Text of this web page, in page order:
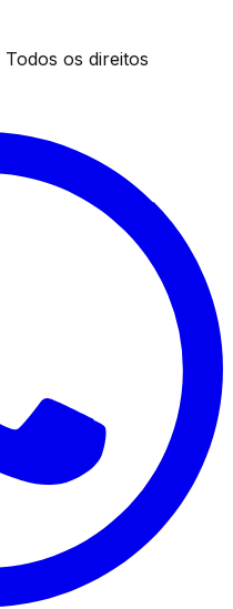
Todos os direitos